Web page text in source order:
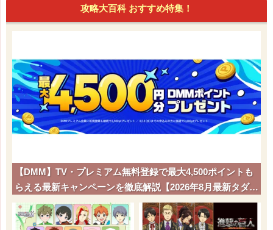
攻略大百科 おすすめ特集！
【DMM】TV・プレミアム無料登録で最大4,500ポイントも
らえる最新キャンペーンを徹底解説【2026年8月最新タダポ
チ】